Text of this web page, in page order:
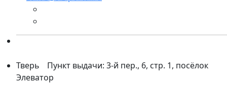
Тверь
Пункт выдачи: 3-й пер., 6, стр. 1, посёлок
Элеватор